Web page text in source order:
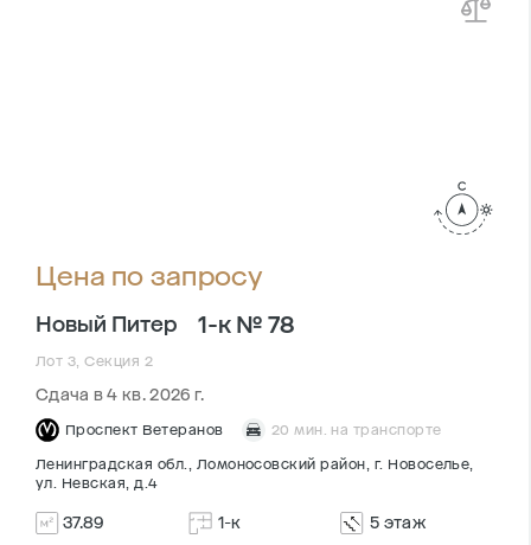
Цена по запросу
Новый Питер 1-к № 78
Лот 3, Секция 2
Сдача в 4 кв. 2026 г.
Проспект Ветеранов 20 мин. на транспорте
Ленинградская обл., Ломоносовский район, г. Новоселье,
ул. Невская, д.4
37.89 1-к 5 этаж